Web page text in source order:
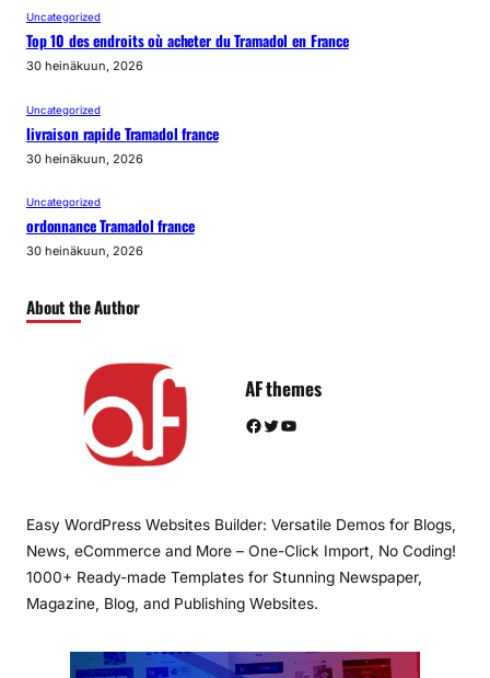
Uncategorized
Top 10 des endroits où acheter du Tramadol en France
30 heinäkuun, 2026
Uncategorized
livraison rapide Tramadol france
30 heinäkuun, 2026
Uncategorized
ordonnance Tramadol france
30 heinäkuun, 2026
About the Author
AF themes
Facebook Twitter YouTube
Easy WordPress Websites Builder: Versatile Demos for Blogs,
News, eCommerce and More – One-Click Import, No Coding!
1000+ Ready-made Templates for Stunning Newspaper,
Magazine, Blog, and Publishing Websites.